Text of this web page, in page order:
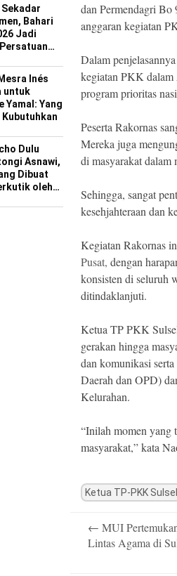
Sekadar
Bahari
Jadi
Inés
untuk
Yamal: Yang
Kubutuhkan
Dulu
Asnawi,
Dibuat
oleh
dan Permendagri Bo
anggaran kegiatan
Dalam
kegiatan PKK
program prioritas
Peserta Rakornas
Mereka juga
di masyarakat dalam
Sehingga, sangat
kesehjahteraan dan
Kegiatan Rakornas
Pusat, dengan
konsisten di seluruh
ditindaklanjuti.
Ketua TP PKK
gerakan hingga
dan komunikasi
Daerah dan OPD)
Kelurahan.
“Inilah momen yang
masyarakat,” kata
Ketua TP-PKK Sulsel
navigation
← MUI
Lintas Agama di